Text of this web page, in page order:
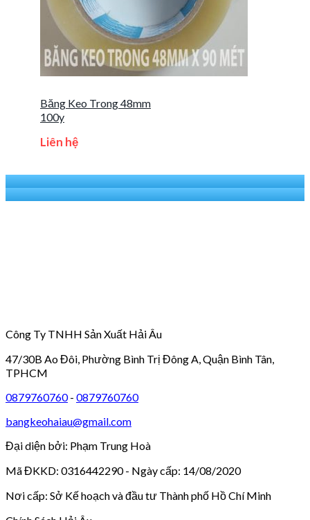
Băng Keo Trong 48mm
100y
Liên hệ
Công Ty TNHH Sản Xuất Hải Âu
47/30B Ao Đôi, Phường Bình Trị Đông A, Quận Bình Tân,
TPHCM
0879760760- 0879760760
bangkeohaiau@gmail.com
Đại diện bởi: Phạm Trung Hoà
Mã ĐKKD: 0316442290 - Ngày cấp: 14/08/2020
Nơi cấp: Sở Kế hoạch và đầu tư Thành phố Hồ Chí Minh